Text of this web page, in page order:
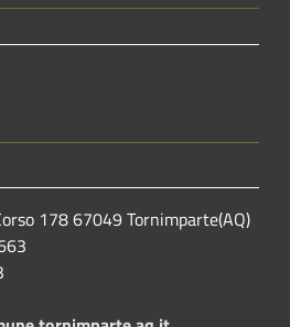
178 67049 Tornimparte(AQ)